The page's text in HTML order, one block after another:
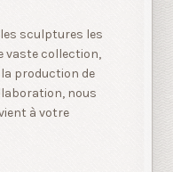
sculptures les
vaste collection,
production de
nous
à votre